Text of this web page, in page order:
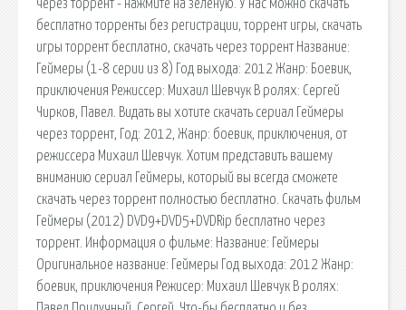
через торрент - нажмите на зеленую. У нас можно скачать
бесплатно торренты без регистрации, торрент игры, скачать
игры торрент бесплатно, скачать через торрент Название:
Геймеры (1-8 серии из 8) Год выхода: 2012 Жанр: Боевик,
приключения Режиссер: Михаил Шевчук В ролях: Сергей
Чирков, Павел. Видать вы хотите скачать сериал Геймеры
через торрент, Год: 2012, Жанр: боевик, приключения, от
режиссера Михаил Шевчук. Хотим представить вашему
вниманию сериал Геймеры, который вы всегда сможете
скачать через торрент полностью бесплатно. Скачать фильм
Геймеры (2012) DVD9+DVD5+DVDRip бесплатно через
торрент. Информация о фильме: Название: Геймеры
Оригинальное название: Геймеры Год выхода: 2012 Жанр:
боевик, приключения Режисер: Михаил Шевчук В ролях: